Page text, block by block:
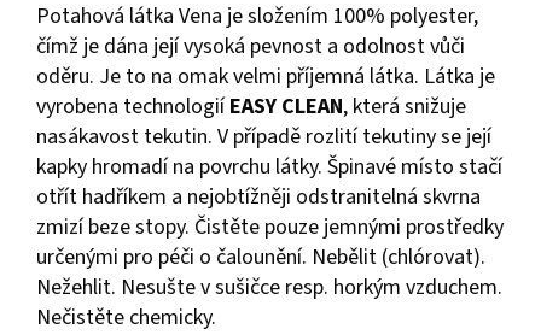
Potahová látka Vena je složením 100% polyester,
čímž je dána její vysoká pevnost a odolnost vůči
oděru. Je to na omak velmi příjemná látka. Látka je
vyrobena technologiíEASY CLEAN, která snižuje
nasákavost tekutin. V případě rozlití tekutiny se její
kapky hromadí na povrchu látky. Špinavé místo stačí
otřít hadříkem a nejobtížněji odstranitelná skvrna
zmizí beze stopy. Čistěte pouze jemnými prostředky
určenými pro péči o čalounění. Nebělit (chlórovat).
Nežehlit. Nesušte v sušičce resp. horkým vzduchem.
Nečistěte chemicky.